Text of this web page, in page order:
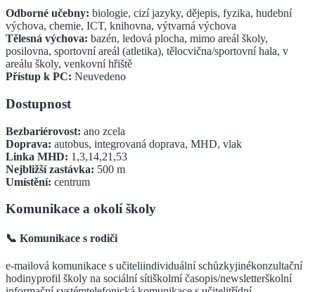
Odborné učebny: biologie, cizí jazyky, dějepis, fyzika, hudební
výchova, chemie, ICT, knihovna, výtvarná výchova
Tělesná výchova: bazén, ledová plocha, mimo areál školy,
posilovna, sportovní areál (atletika), tělocvična/sportovní hala, v
areálu školy, venkovní hřiště
Přístup k PC: Neuvedeno
Dostupnost
Bezbariérovost: ano zcela
Doprava: autobus, integrovaná doprava, MHD, vlak
Linka MHD: 1,3,14,21,53
Nejbližší zastávka: 500 m
Umístění: centrum
Komunikace a okolí školy
📞 Komunikace s rodiči
e-mailová komunikace s učiteliindividuální schůzkyjinékonzultační
hodinyprofil školy na sociální sítiškolmí časopis/newsletterškolní